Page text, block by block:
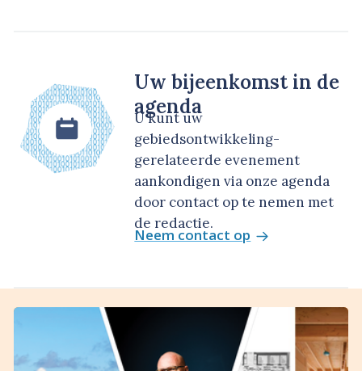
Uw bijeenkomst in de
agenda
U kunt uw
gebiedsontwikkeling-
gerelateerde evenement
aankondigen via onze agenda
door contact op te nemen met
de redactie.
Neem contact op